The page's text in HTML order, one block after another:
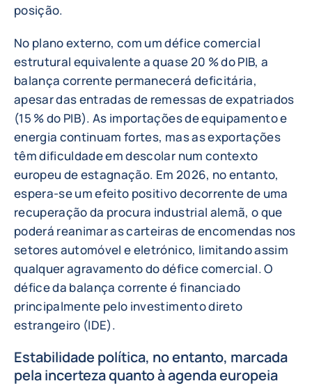
posição.
No plano externo, com um défice comercial
estrutural equivalente a quase 20 % do PIB, a
balança corrente permanecerá deficitária,
apesar das entradas de remessas de expatriados
(15 % do PIB). As importações de equipamento e
energia continuam fortes, mas as exportações
têm dificuldade em descolar num contexto
europeu de estagnação. Em 2026, no entanto,
espera-se um efeito positivo decorrente de uma
recuperação da procura industrial alemã, o que
poderá reanimar as carteiras de encomendas nos
setores automóvel e eletrónico, limitando assim
qualquer agravamento do défice comercial. O
défice da balança corrente é financiado
principalmente pelo investimento direto
estrangeiro (IDE).
Estabilidade política, no entanto, marcada
pela incerteza quanto à agenda europeia